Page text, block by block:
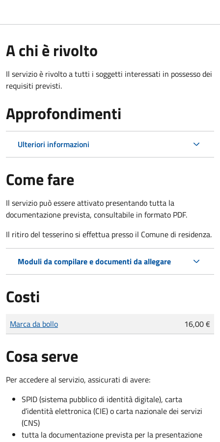
A chi è rivolto
Il servizio è rivolto a tutti i soggetti interessati in possesso dei
requisiti previsti.
Approfondimenti
Ulteriori informazioni
Come fare
Il servizio può essere attivato presentando tutta la
documentazione prevista, consultabile in formato PDF.
Il ritiro del tesserino si effettua presso il Comune di residenza.
Moduli da compilare e documenti da allegare
Costi
Tipo di pagamento
Importo
Marca da bollo 16,00 €
Cosa serve
Per accedere al servizio, assicurati di avere:
SPID (sistema pubblico di identità digitale), carta
d’identità elettronica (CIE) o carta nazionale dei servizi
(CNS)
tutta la documentazione prevista per la presentazione